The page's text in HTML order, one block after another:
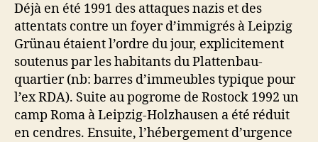
Déjà en été 1991 des attaques nazis et des
attentats contre un foyer d’immigrés à Leipzig
Grünau étaient l’ordre du jour, explicitement
soutenus par les habitants du Plattenbau-
quartier (nb: barres d’immeubles typique pour
l’ex RDA). Suite au pogrome de Rostock 1992 un
camp Roma à Leipzig-Holzhausen a été réduit
en cendres. Ensuite, l’hébergement d’urgence